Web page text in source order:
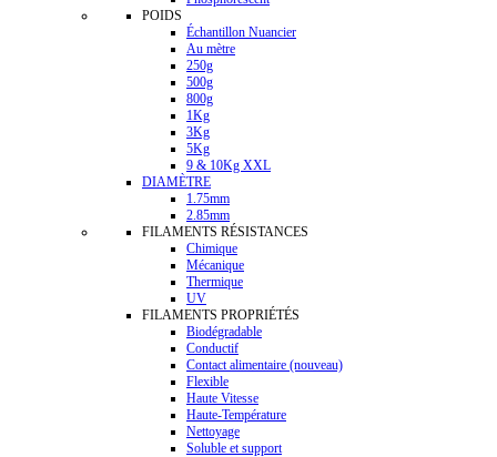
POIDS
Échantillon Nuancier
Au mètre
250g
500g
800g
1Kg
3Kg
5Kg
9 & 10Kg XXL
DIAMÈTRE
1.75mm
2.85mm
FILAMENTS RÉSISTANCES
Chimique
Mécanique
Thermique
UV
FILAMENTS PROPRIÉTÉS
Biodégradable
Conductif
Contact alimentaire (nouveau)
Flexible
Haute Vitesse
Haute-Température
Nettoyage
Soluble et support